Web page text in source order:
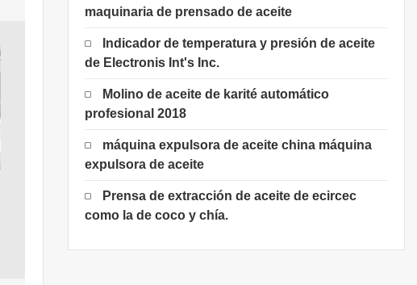
maquinaria de prensado de aceite
Indicador de temperatura y presión de aceite
de Electronis Int's Inc.
Molino de aceite de karité automático
profesional 2018
máquina expulsora de aceite china máquina
expulsora de aceite
Prensa de extracción de aceite de ecircec
como la de coco y chía.